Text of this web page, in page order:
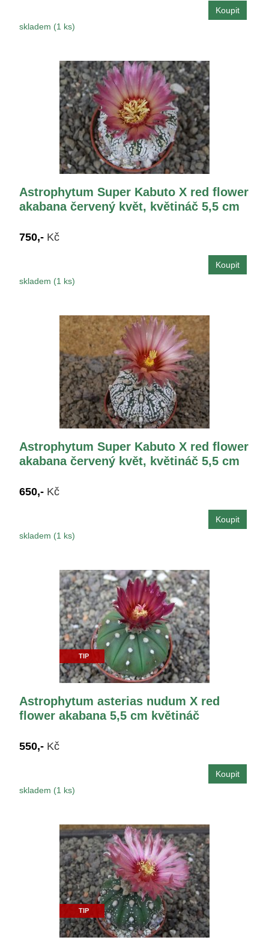
skladem (1 ks)
Astrophytum Super Kabuto X red flower
akabana červený květ, květináč 5,5 cm
750,- Kč
skladem (1 ks)
Astrophytum Super Kabuto X red flower
akabana červený květ, květináč 5,5 cm
650,- Kč
skladem (1 ks)
TIP
Astrophytum asterias nudum X red
flower akabana 5,5 cm květináč
550,- Kč
skladem (1 ks)
TIP